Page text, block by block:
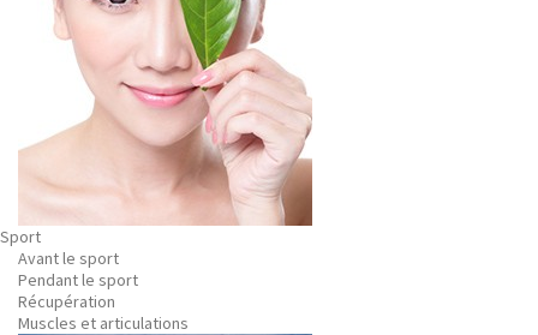
Sport
Avant le sport
Pendant le sport
Récupération
Muscles et articulations